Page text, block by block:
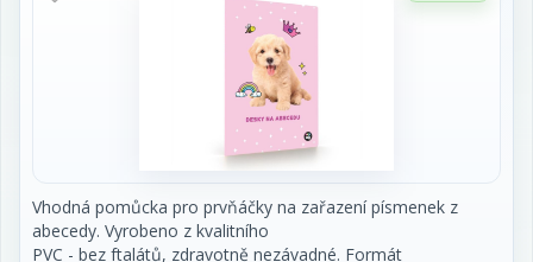
Vhodná pomůcka pro prvňáčky na zařazení písmenek z
abecedy. Vyrobeno z kvalitního
PVC - bez ftalátů, zdravotně nezávadné. Formát